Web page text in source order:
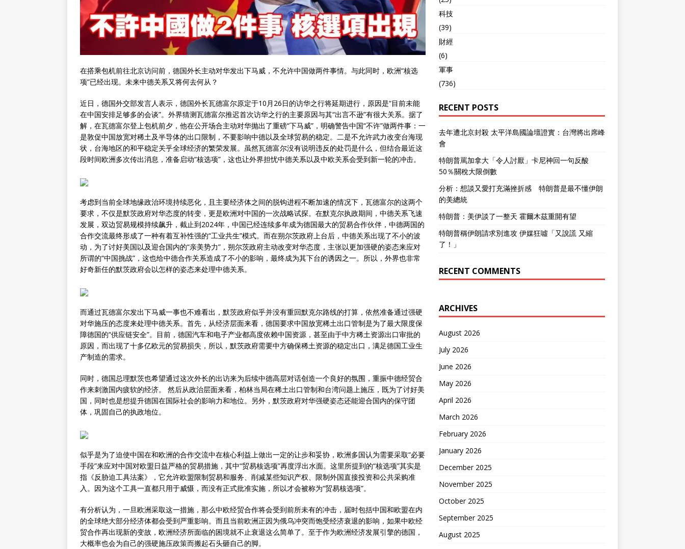
在搭乘包机前往北京访问前，德国外长主动对华发出下马威，不允许中国做两件事情。与此同时，欧洲“核选
项”已经出现。未来中德关系又将何去何从？
近日，德国外交部发言人表示，德国外长瓦德富尔原定于10月26日的访华之行将延期进行，原因是“目前未能
在中国安排足够多的会谈”。外界猜测瓦德富尔推迟首次访华之行的主要原因与其“出言不逊”有很大关系。据了
解，在瓦德富尔登上包机前夕，他在公开场合主动对华抛出了重磅“下马威”，明确警告中国“不许”做两件事：一
是敦促中国放宽对稀土及半导体的出口限制，不要影响中德以及全球贸易的稳定。二是不允许武力改变台海现
状，台海地区的和平稳定关乎全球经济的繁荣发展。虽然瓦德富尔没有说明违反的处罚是什么，但结合最近这
段时间欧洲多次传出消息，准备启动“核选项”，这也让外界担忧中德关系以及中欧关系会受到新一轮的冲击。
考虑到当前全球地缘政治环境持续恶化，且主要经济体之间的脱钩进程不断加速的情况下，瓦德富尔的这两个
要求，不仅是默茨政府对华态度的转变，更是欧洲对中国的一次战略试探。在默克尔执政期间，中德关系飞速
发展，双边贸易规模持续飙升，截止到2024年，中国已经连续多年成为德国最大的贸易合作伙伴，中德两国的
合作交流最终形成了一种有着互补性强的“工业共生”模式。而在朔尔茨政府上台后，中德关系出现了不小的波
动，为了讨好美国以及迎合国内的“亲美势力”，朔尔茨政府主动改变对华态度，主张以更加强硬的姿态来应对
所谓的“中国挑战”，这也给中德合作关系造成了不小的影响，最终成为其下台的诱因之一。所以，外界也非常
好奇新任的默茨政府会以怎样的姿态来处理中德关系。
而通过瓦德富尔发出下马威一事也不难看出，默茨政府似乎并没有重回默克尔路线的打算，依然准备通过强硬
对华施压的态度来处理中德关系。首先，从经济层面来看，德国要求中国放宽稀土出口管制是为了最大限度保
障德国的“供应链安全”。目前，德国汽车和电子产业都高度依赖中国资源，甚至由于中方稀土资源出口审批的
原因，而出现了十多亿欧元的贸易损失，所以，默茨政府需要中方确保稀土资源的稳定出口，满足德国工业生
产制造的需求。
同时，德国总理默茨也希望通过这次外长的出访来为后续中德高层对话创造一个良好的氛围，重振中德经贸合
作来刺激国内疲软的经济。 然后从政治层面来看，柏林当局在稀土出口管制和台湾问题上施压，既为了讨好美
国，同时也是想提升德国在国际社会的影响力和地位。另外，默茨政府对华强硬姿态还能迎合国内的保守团
体，巩固自己的执政地位。
似乎是为了迫使中国在和欧洲的合作交流中在核心利益上做出一定的让步和妥协，欧洲多国认为需要采取“必要
手段”来应对中国对欧盟日益严格的贸易措施，其中“贸易核选项”再度浮出水面。这里所提到的“核选项”其实是
指《反胁迫工具法案》，它允许欧盟限制贸易和服务、削减某些知识产权、限制外国直接投资和公共采购准
入。因为这个工具一直都只用于威慑，而没有正式批准实施，所以才会被称为“贸易核选项”。
有分析认为，一旦欧洲采取这一措施，那么中欧经贸合作将会受到前所未有的冲击，届时包括中国和欧盟在内
的全球绝大部分经济体都会受到严重影响。而且当前欧洲正因为俄乌冲突而饱受经济衰退的影响，如果中欧经
贸合作再出现新的变故，欧洲经济所面临的困境就不止衰退这么简单了。至于作为欧洲经济发展引擎的德国，
大概率也会为自己的强硬施压政策而搬起石头砸自己的脚。
科技
(39)
財經
(6)
軍事
(736)
RECENT POSTS
去年遭北京封殺 太平洋島國論壇證實：台灣將出席峰
會
特朗普罵加拿大「令人討厭」卡尼神回一句反酸
50％關稅大限倒數
分析：想談又愛打充滿挫折感 特朗普是最不懂伊朗
的美總統
特朗普：美伊談了一整天 霍爾木茲重開有望
特朗普稱伊朗請求別進攻 伊媒狂噓「又說謊 又縮
了！」
RECENT COMMENTS
ARCHIVES
August 2026
July 2026
June 2026
May 2026
April 2026
March 2026
February 2026
January 2026
December 2025
November 2025
October 2025
September 2025
August 2025